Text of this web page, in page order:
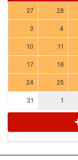
27 28
3 4
10 11
17 18
24 25
31 1